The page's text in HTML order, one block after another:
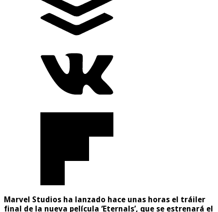
Marvel Studios ha lanzado hace unas horas el tráiler
final de la nueva película ‘Eternals’, que se estrenará el